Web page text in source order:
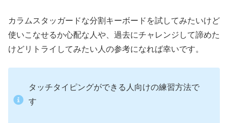
カラムスタッガードな分割キーボードを試してみたいけど
使いこなせるか心配な人や、過去にチャレンジして諦めた
けどリトライしてみたい人の参考になれば幸いです。
タッチタイピングができる人向けの練習方法で
す